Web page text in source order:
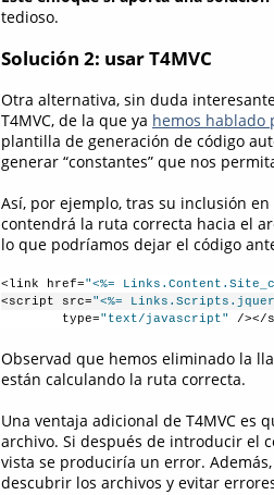
tedioso.
Solución 2: usar T4MVC
Otra alternativa, sin duda
T4MVC, de la que ya hemos hablado
plantilla de generación de código
generar “constantes” que nos
Así, por ejemplo, tras su inclusión
contendrá la ruta correcta hacia el
lo que podríamos dejar el código
<link href="<%=
<script src="<%=
        type=
"text/javascript" /></
Observad que hemos eliminado la
están calculando la ruta correcta.
Una ventaja adicional de T4MVC es
archivo. Si después de introducir el
vista se produciría un error.
descubrir los archivos y evitar